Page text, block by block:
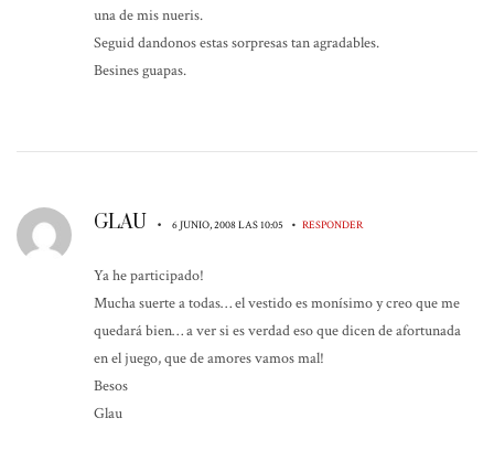
una de mis nueris.
Seguid dandonos estas sorpresas tan agradables.
Besines guapas.
GLAU • 6 JUNIO, 2008 LAS 10:05 • RESPONDER
Ya he participado!
Mucha suerte a todas… el vestido es monísimo y creo que me
quedará bien… a ver si es verdad eso que dicen de afortunada
en el juego, que de amores vamos mal!
Besos
Glau